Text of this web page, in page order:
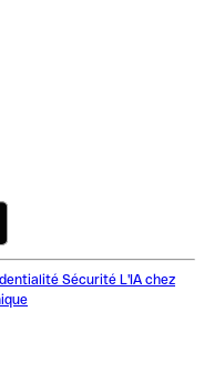
Sécurité L'IA chez